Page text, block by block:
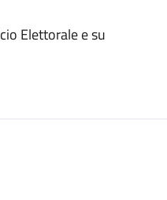
Elettorale e su